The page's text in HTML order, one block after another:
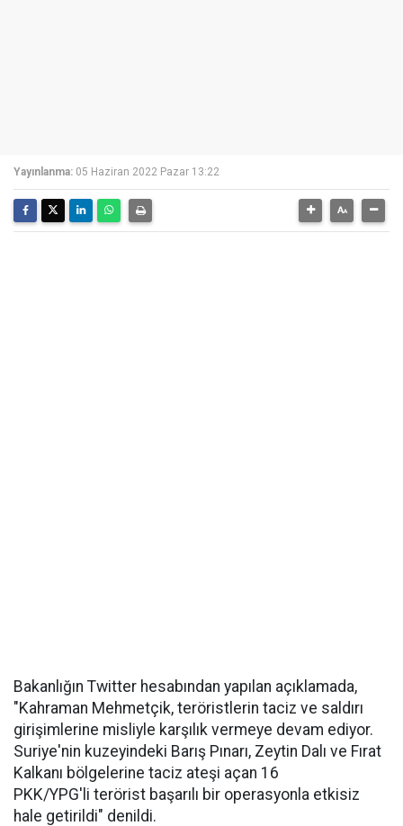
Yayınlanma: 05 Haziran 2022 Pazar 13:22
Bakanlığın Twitter hesabından yapılan açıklamada,
"Kahraman Mehmetçik, teröristlerin taciz ve saldırı
girişimlerine misliyle karşılık vermeye devam ediyor.
Suriye'nin kuzeyindeki Barış Pınarı, Zeytin Dalı ve Fırat
Kalkanı bölgelerine taciz ateşi açan 16
PKK/YPG'li terörist başarılı bir operasyonla etkisiz
hale getirildi" denildi.